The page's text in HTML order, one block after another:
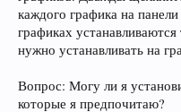
каждого графика на
графиках
нужно устанавливать на
Вопрос: Могу ли я
которые я предпочитаю?